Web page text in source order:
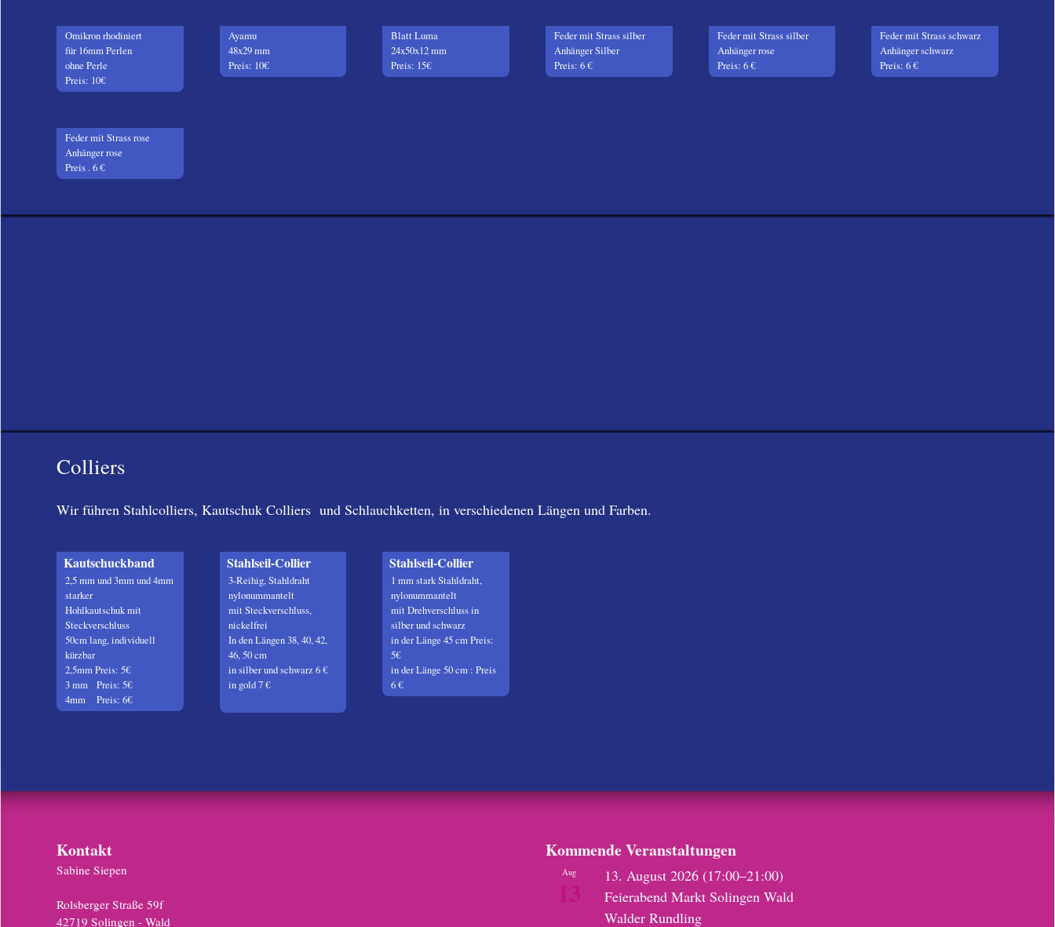
Omikron rhodiniert
für 16mm Perlen
ohne Perle
Preis: 10€
Ayamu
48x29 mm
Preis: 10€
Blatt Luma
24x50x12 mm
Preis: 15€
Feder mit Strass silber
Anhänger Silber
Preis: 6 €
Feder mit Strass silber
Anhänger rose
Preis: 6 €
Feder mit Strass schwarz
Anhänger schwarz
Preis: 6 €
Feder mit Strass rose
Anhänger rose
Preis . 6 €
Colliers
Wir führen Stahlcolliers, Kautschuk Colliers und Schlauchketten, in verschiedenen Längen und Farben.
Kautschuckband
2,5 mm und 3mm und 4mm
starker
Hohlkautschuk mit
Steckverschluss
50cm lang, individuell
kürzbar
2,5mm Preis: 5€
3 mm Preis: 5€
4mm Preis: 6€
Stahlseil-Collier
3-Reihig, Stahldraht
nylonummantelt
mit Steckverschluss,
nickelfrei
In den Längen 38, 40, 42,
46, 50 cm
in silber und schwarz 6 €
in gold 7 €
Stahlseil-Collier
1 mm stark Stahldraht,
nylonummantelt
mit Drehverschluss in
silber und schwarz
in der Länge 45 cm Preis:
5€
in der Länge 50 cm : Preis
6 €
Kontakt
Sabine Siepen
Rolsberger Straße 59f
42719 Solingen - Wald
Kommende Veranstaltungen
Aug 13. August 2026 (17:00–21:00)
Feierabend Markt Solingen Wald
Walder Rundling